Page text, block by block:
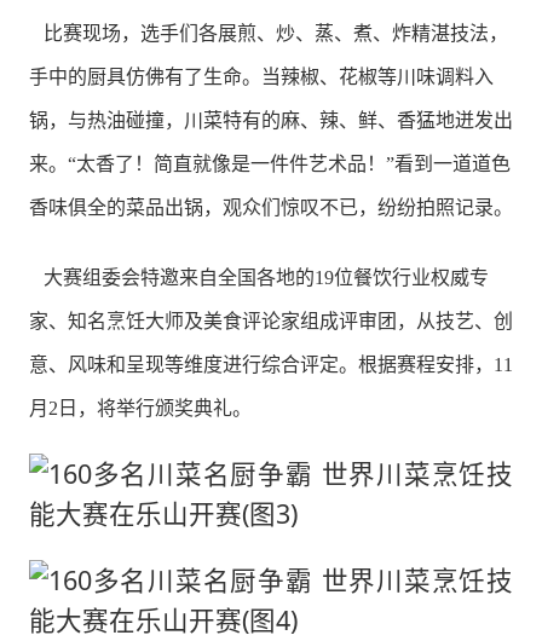
比赛现场，选手们各展煎、炒、蒸、煮、炸精湛技法，
手中的厨具仿佛有了生命。当辣椒、花椒等川味调料入
锅，与热油碰撞，川菜特有的麻、辣、鲜、香猛地迸发出
来。“太香了！简直就像是一件件艺术品！”看到一道道色
香味俱全的菜品出锅，观众们惊叹不已，纷纷拍照记录。
大赛组委会特邀来自全国各地的19位餐饮行业权威专
家、知名烹饪大师及美食评论家组成评审团，从技艺、创
意、风味和呈现等维度进行综合评定。根据赛程安排，11
月2日，将举行颁奖典礼。